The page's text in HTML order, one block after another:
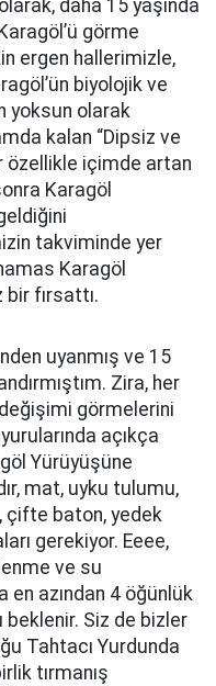
daha 15 yaşında
görme
ergen hallerimizle,
biyolojik ve
yoksun olarak
kalan “Dipsiz ve
özellikle içimde artan
Karagöl
takviminde yer
Karagöl
fırsattı.
uyanmış ve 15
Zira, her
değişimi görmelerini
açıkça
Yürüyüşüne
mat, uyku tulumu,
çifte baton, yedek
gerekiyor. Eeee,
ve su
en azından 4 öğünlük
beklenir. Siz de bizler
Tahtacı Yurdunda
tırmanış